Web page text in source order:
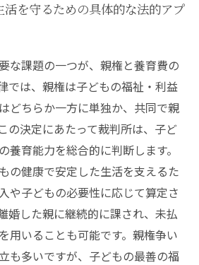
を守るための具体的な法的アプ
な課題の一つが、親権と養育費の
では、親権は子どもの福祉・利益
どちらか一方に単独か、共同で親
の決定にあたって裁判所は、子ど
養育能力を総合的に判断します。
の健康で安定した生活を支えるた
や子どもの必要性に応じて算定さ
婚した親に継続的に課され、未払
用いることも可能です。親権争い
も多いですが、子どもの最善の福